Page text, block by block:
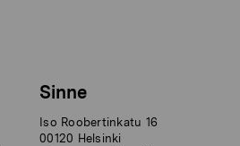
Sinne
Iso Roobertinkatu 16
00120 Helsinki